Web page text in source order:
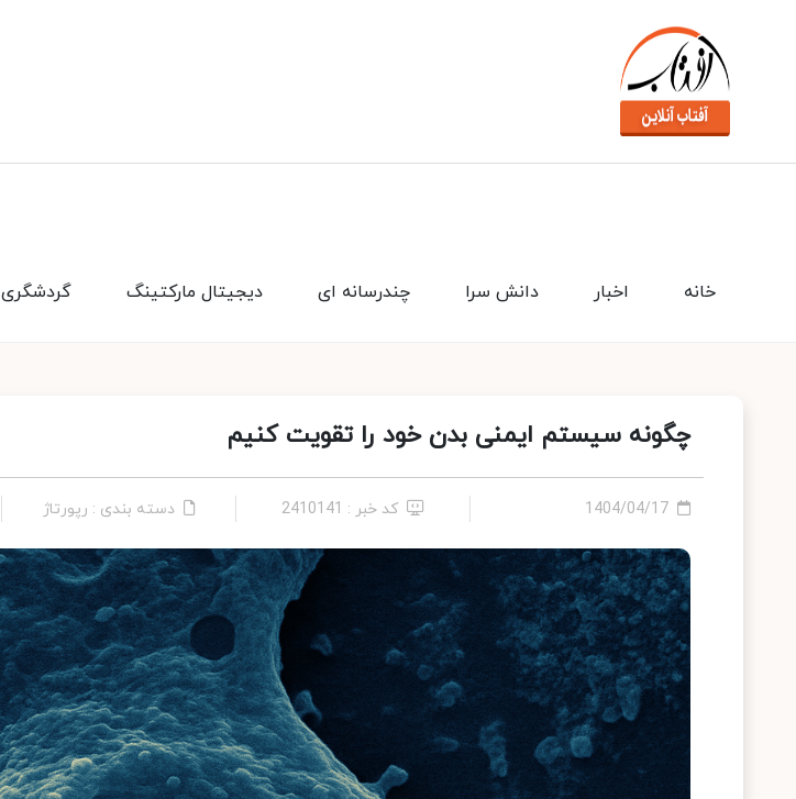
گردشگری دیجیتال مارکتینگ چندرسانه ای دانش سرا اخبار خانه
چگونه سیستم ایمنی بدن خود را تقویت کنیم
1404/04/17 کد خبر : 2410141 دسته بندی : رپورتاژ